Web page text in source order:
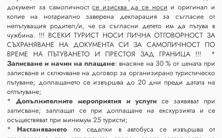
документ за самоличностсе изисква да се носи и оригинал и
копие на нотариално заверена декларация за съгласие от
непътуващия родител/и, че са съгласни детето им да пътува в
чужбина. !!! ВСЕКИ ТУРИСТ НОСИ ЛИЧНА ОТГОВОРНОСТ ЗА
СЪХРАНЯВАНЕ НА ДОКУМЕНТА СИ ЗА САМОЛИЧНОСТ ПО
ВРЕМЕ НА ПЪТУВАНЕТО И ПРЕСТОЯ ЗАД ГРАНИЦА !!! *
Записване и начин на плащане: внасяне на 30 % от цената при
записване и сключване на договор за организирано туристическо
пътуване; доплащането се извършва до 20 дни преди датата на
отпътуване;
* Допълнителните мероприятия и услуги се заявяват при
записване; заплащат се при доплащане на екскурзията и се
осъществяват при минимум 25 туристи;
* Настаняването по седалки в автобуса се извършва от